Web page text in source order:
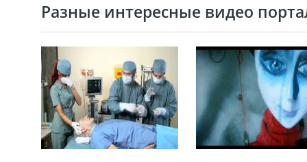
Разные интересные видео